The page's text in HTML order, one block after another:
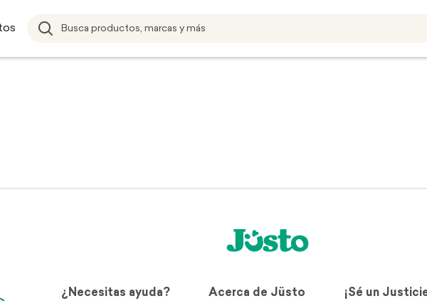
¿Necesitas ayuda? Acerca de Jüsto ¡Sé un